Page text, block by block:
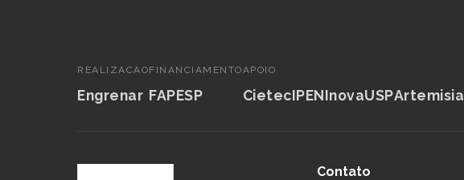
REALIZACAO
Engrenar
FINANCIAMENTO
FAPESP
APOIO
CietecIPENInovaUSPArtemisia
Contato